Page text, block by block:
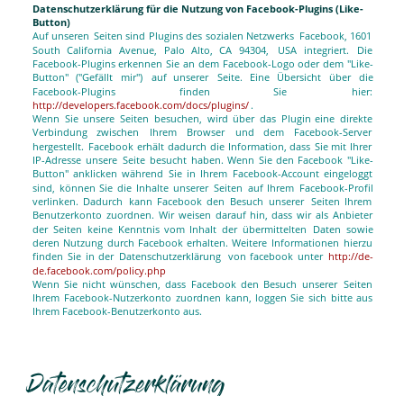
Datenschutzerklärung für die Nutzung von Facebook-Plugins (Like-
Button)
Auf unseren Seiten sind Plugins des sozialen Netzwerks Facebook, 1601
South California Avenue, Palo Alto, CA 94304, USA integriert.
Die
Facebook-Plugins erkennen Sie an dem Facebook-Logo oder dem "Like-
Button" ("Gefällt mir") auf unserer Seite. Eine Übersicht über die
Facebook-Plugins
finden Sie
hier:
http://developers.facebook.com/docs/plugins/ .
Wenn Sie unsere Seiten besuchen, wird über das Plugin eine direkte
Verbindung
zwischen Ihrem Browser und dem
Facebook-Server
hergestellt. Facebook erhält dadurch die Information, dass Sie mit Ihrer
IP-Adresse unsere Seite besucht haben. Wenn Sie den Facebook "Like-
Button" anklicken während Sie in Ihrem Facebook-Account eingeloggt
sind,
können Sie die Inhalte unserer Seiten auf Ihrem Facebook-Profil
verlinken. Dadurch kann Facebook den Besuch unserer Seiten Ihrem
Benutzerkonto zuordnen. Wir weisen darauf hin, dass wir als Anbieter
der Seiten keine Kenntnis vom Inhalt der übermittelten Daten sowie
deren Nutzung durch Facebook erhalten. Weitere Informationen hierzu
finden Sie in der Datenschutzerklärung von facebook unter http://de-
de.facebook.com/policy.php
Wenn Sie nicht wünschen, dass Facebook den Besuch unserer Seiten
Ihrem Facebook-Nutzerkonto zuordnen kann, loggen Sie sich bitte aus
Ihrem Facebook-Benutzerkonto aus.